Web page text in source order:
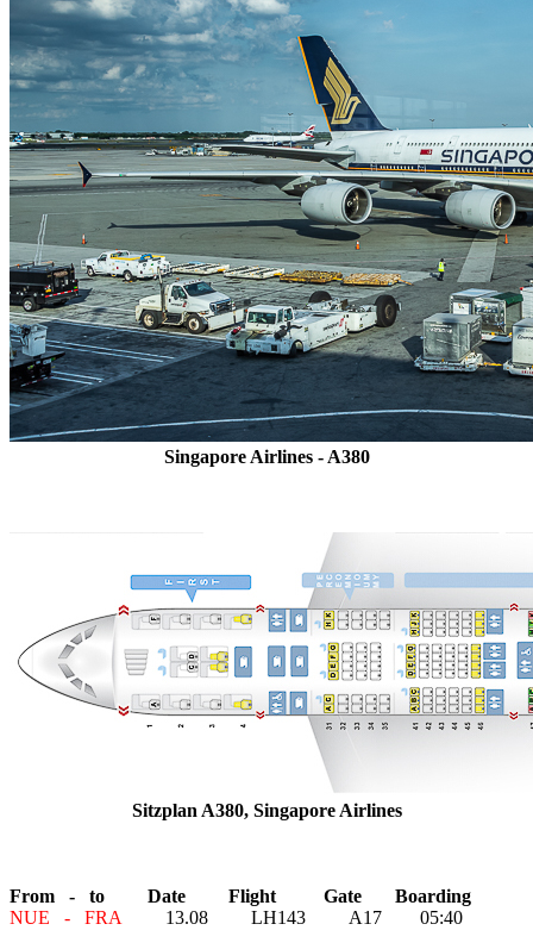
Singapore Airlines - A380
Sitzplan A380, Singapore Airlines
From - to Date Flight Gate Boarding
NUE - FRA
13.08 LH143 A17 05:40